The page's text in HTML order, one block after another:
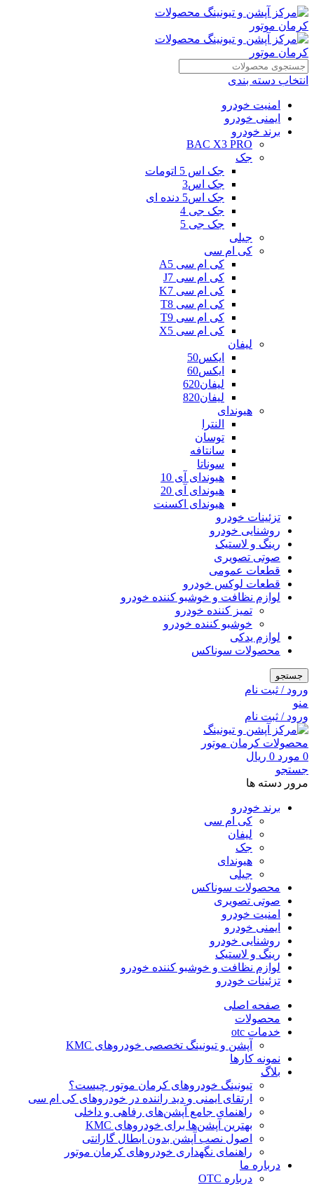
انتخاب دسته بندی
امنیت خودرو
ایمنی خودرو
برند خودرو
BAC X3 PRO
جک
جک اس 5 اتومات
جک اس3
جک اس5 دنده ای
جک جی 4
جک جی 5
جیلی
کی ام سی
کی ام سی A5
کی ام سی J7
کی ام سی K7
کی ام سی T8
کی ام سی T9
کی ام سی X5
لیفان
ایکس50
ایکس60
لیفان620
لیفان820
هیوندای
النترا
توسان
سانتافه
سوناتا
هیوندای آی 10
هیوندای آی 20
هیوندای اکسنت
تزئینات خودرو
روشنایی خودرو
رینگ و لاستیک
صوتی تصویری
قطعات عمومی
قطعات لوکس خودرو
لوازم نظافت و خوشبو کننده خودرو
تمیز کننده خودرو
خوشبو کننده خودرو
لوازم یدکی
محصولات سوناکس
جستجو
ورود / ثبت نام
منو
ورود / ثبت نام
0 مورد 0 ریال
جستجو
مرور دسته ها
برند خودرو
کی ام سی
لیفان
جک
هیوندای
جیلی
محصولات سوناکس
صوتی تصویری
امنیت خودرو
ایمنی خودرو
روشنایی خودرو
رینگ و لاستیک
لوازم نظافت و خوشبو کننده خودرو
تزئینات خودرو
صفحه اصلی
محصولات
خدمات otc
آپشن و تیونینگ تخصصی خودروهای KMC
نمونه کارها
بلاگ
تیونینگ خودروهای کرمان موتور چیست؟
ارتقای ایمنی و دید راننده در خودروهای کی ام سی
راهنمای جامع آپشن‌های رفاهی و داخلی
بهترین آپشن‌ها برای خودروهای KMC
اصول نصب آپشن بدون ابطال گارانتی
راهنمای نگهداری خودروهای کرمان موتور
درباره ما
درباره OTC